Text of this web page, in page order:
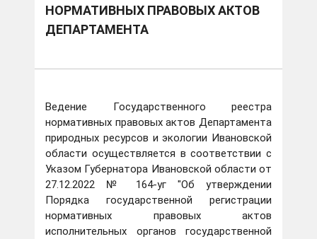
НОРМАТИВНЫХ ПРАВОВЫХ АКТОВ
ДЕПАРТАМЕНТА
Ведение Государственного реестра
нормативных правовых актов Департамента
природных ресурсов и экологии Ивановской
области осуществляется в соответствии с
Указом Губернатора Ивановской области от
27.12.2022 № 164-уг "Об утверждении
Порядка государственной регистрации
нормативных правовых актов
исполнительных органов государственной